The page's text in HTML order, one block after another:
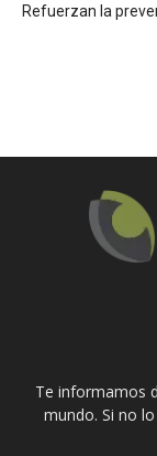
Refuerzan la
Te informamos
mundo. Si no